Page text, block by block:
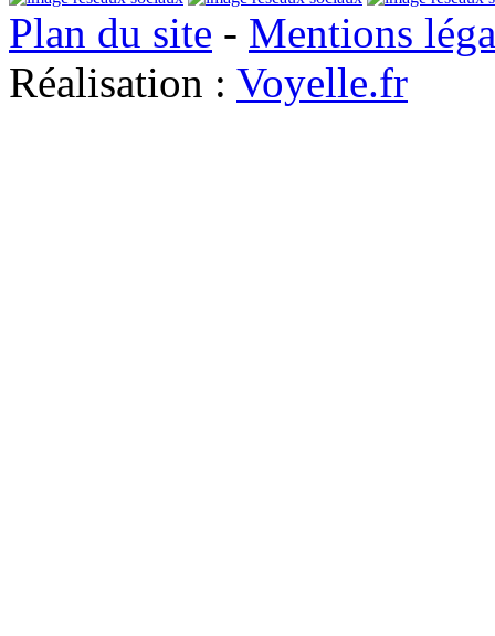
Plan du site - Mentions
Réalisation : Voyelle.fr